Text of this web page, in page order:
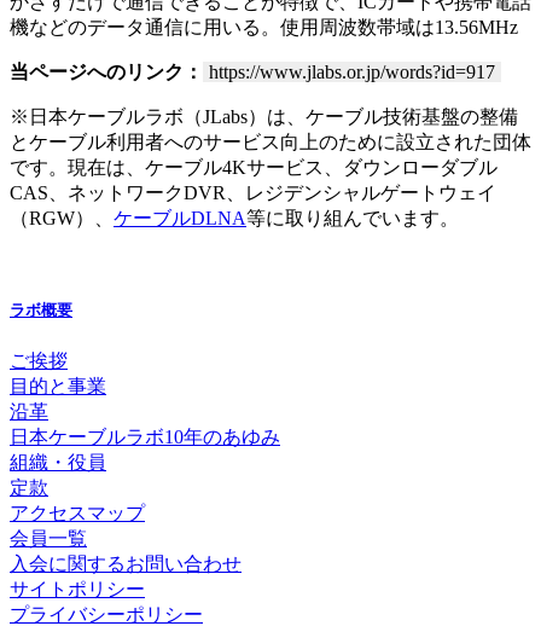
機などのデータ通信に用いる。使用周波数帯域は13.56MHz
当ページへのリンク： https://www.jlabs.or.jp/words?id=917
※日本ケーブルラボ（JLabs）は、ケーブル技術基盤の整備
とケーブル利用者へのサービス向上のために設立された団体
です。現在は、ケーブル4Kサービス、ダウンローダブル
CAS、ネットワークDVR、レジデンシャルゲートウェイ
（RGW）、 ケーブルDLNA等に取り組んでいます。
ラボ概要
ご挨拶
目的と事業
沿革
日本ケーブルラボ10年のあゆみ
組織・役員
定款
アクセスマップ
会員一覧
入会に関するお問い合わせ
サイトポリシー
プライバシーポリシー